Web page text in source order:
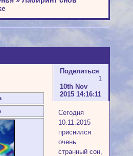
Поделиться
1
10th Nov
2015 14:16:11
Сегодня
10.11.2015
приснился
очень
странный сон,